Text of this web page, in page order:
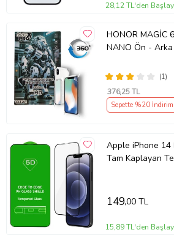
Film , kolay kurulum için özel olarak
yerleştirebilirsiniz.
Uyumlu Modeller: Tiknal Esnek Nano
Film modeline uyumludur, mükemmel
için Tiknal Esnek Nano Kırılmaz Cam
28,12 TL'den
HONOR MAGİC
NANO Ön -
MAXXPRO
(1)
376,25 TL
Sepette %20 İndirim
Apple iPhone 14
Tam Kaplayan
149,00 TL
15,89 TL'den